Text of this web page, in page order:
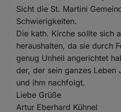
Sicht die St. Martini
Schwierigkeiten.
Die kath. Kirche sollte sich
heraushalten, da sie durch
genug Unheil angerichtet
der, der sein ganzes Leben
und ihm nachfolgt.
Liebe Grüße
Artur Eberhard Kühnel